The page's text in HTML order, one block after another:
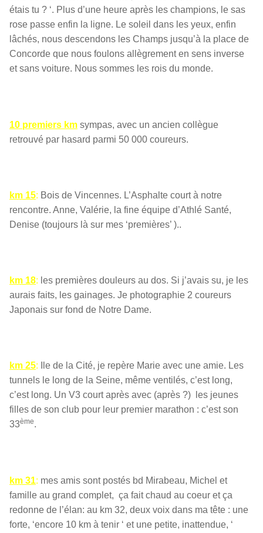
étais tu ? ‘. Plus d’une heure après les champions, le sas
rose passe enfin la ligne. Le soleil dans les yeux, enfin
lâchés, nous descendons les Champs jusqu’à la place de
Concorde que nous foulons allègrement en sens inverse
et sans voiture. Nous sommes les rois du monde.
10 premiers km sympas, avec un ancien collègue
retrouvé par hasard parmi 50 000 coureurs.
km 15: Bois de Vincennes. L’Asphalte court à notre
rencontre. Anne, Valérie, la fine équipe d’Athlé Santé,
Denise (toujours là sur mes ‘premières’ )..
km 18: les premières douleurs au dos. Si j’avais su, je les
aurais faits, les gainages. Je photographie 2 coureurs
Japonais sur fond de Notre Dame.
km 25: Ile de la Cité, je repère Marie avec une amie. Les
tunnels le long de la Seine, même ventilés, c’est long,
c’est long. Un V3 court après avec (après ?) les jeunes
filles de son club pour leur premier marathon : c’est son
33ème.
km 31: mes amis sont postés bd Mirabeau, Michel et
famille au grand complet, ça fait chaud au coeur et ça
redonne de l’élan: au km 32, deux voix dans ma tête : une
forte, ‘encore 10 km à tenir ‘ et une petite, inattendue, ‘